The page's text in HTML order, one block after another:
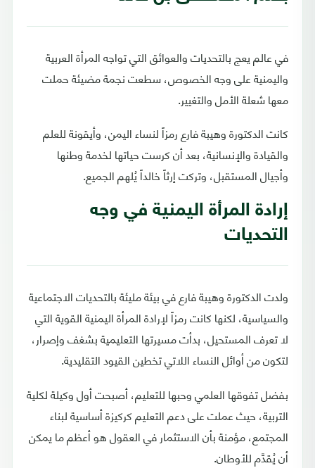
في عالم يعج بالتحديات والعوائق التي تواجه المرأة العربية
واليمنية على وجه الخصوص، سطعت نجمة مضيئة حملت
معها شعلة الأمل والتغيير.
كانت الدكتورة وهيبة فارع رمزاً لنساء اليمن، وأيقونة للعلم
والقيادة والإنسانية، بعد أن كرست حياتها لخدمة وطنها
وأجيال المستقبل، وتركت إرثاً خالداً يُلهم الجميع.
إرادة المرأة اليمنية في وجه
التحديات
ولدت الدكتورة وهيبة فارع في بيئة مليئة بالتحديات الاجتماعية
والسياسية، لكنها كانت رمزاً لإرادة المرأة اليمنية القوية التي
لا تعرف المستحيل، بدأت مسيرتها التعليمية بشغف وإصرار،
لتكون من أوائل النساء اللاتي تخطين القيود التقليدية.
بفضل تفوقها العلمي وحبها للتعليم، أصبحت أول وكيلة لكلية
التربية، حيث عملت على دعم التعليم كركيزة أساسية لبناء
المجتمع، مؤمنة بأن الاستثمار في العقول هو أعظم ما يمكن
أن يُقدَّم للأوطان.